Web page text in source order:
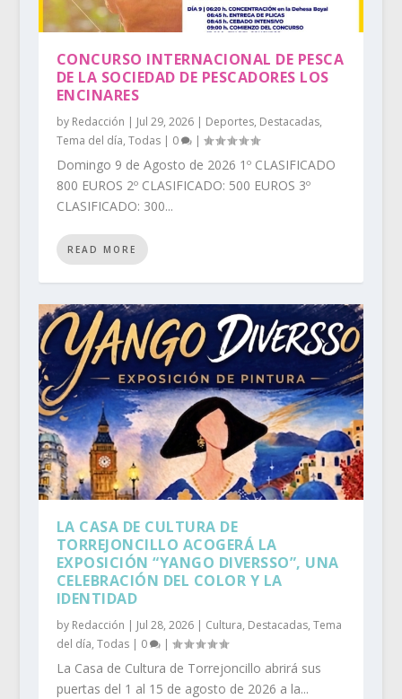
CONCURSO INTERNACIONAL DE PESCA
DE LA SOCIEDAD DE PESCADORES LOS
ENCINARES
by Redacción | Jul 29, 2026| Deportes, Destacadas,
Tema del día, Todas| 0 |
Domingo 9 de Agosto de 2026 1º CLASIFICADO
800 EUROS 2º CLASIFICADO: 500 EUROS 3º
CLASIFICADO: 300...
READ MORE
LA CASA DE CULTURA DE
TORREJONCILLO ACOGERÁ LA
EXPOSICIÓN “YANGO DIVERSSO”, UNA
CELEBRACIÓN DEL COLOR Y LA
IDENTIDAD
by Redacción | Jul 28, 2026| Cultura, Destacadas, Tema
del día, Todas| 0 |
La Casa de Cultura de Torrejoncillo abrirá sus
puertas del 1 al 15 de agosto de 2026 a la...